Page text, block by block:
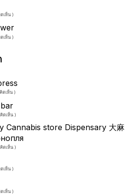
เห็น )
เห็น )
ดเห็น )
ดเห็น )
Cannabis store Dispensary 大麻
ดเห็น )
เห็น )
เห็น )